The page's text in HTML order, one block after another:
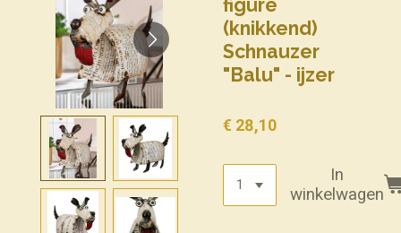
figure
(knikkend)
Schnauzer
"Balu" - ijzer
€ 28,10
In
winkelwagen